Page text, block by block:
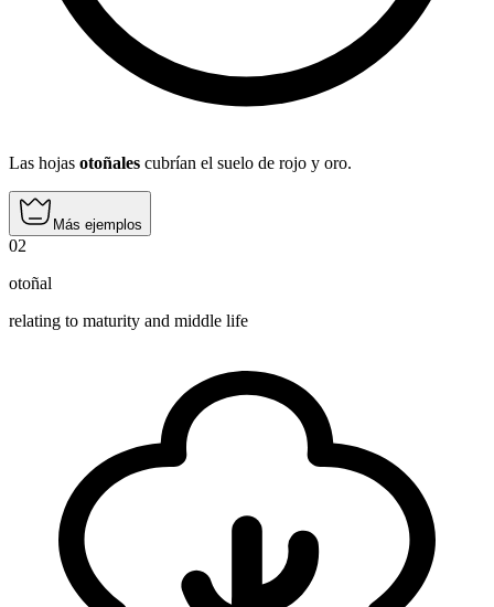
Las hojas otoñales cubrían el suelo de rojo y oro.
Más ejemplos
02
otoñal
relating to maturity and middle life